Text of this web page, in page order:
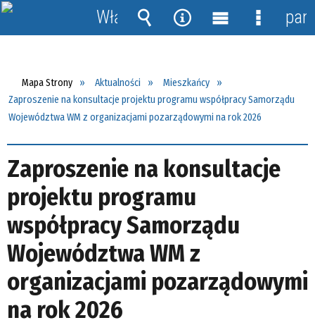
Mapa Strony Aktualności
Mieszkańcy
Zaproszenie na konsultacje projektu programu współpracy Samorządu
Województwa WM z organizacjami pozarządowymi na rok 2026
Zaproszenie na konsultacje
projektu programu
współpracy Samorządu
Województwa WM z
organizacjami pozarządowymi
na rok 2026
Włącz
powiadomienia
Wyszukiwarka
Narzędzia
MenuMenu